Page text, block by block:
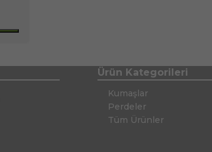
Ürün Kategorileri
Kumaşlar
Perdeler
Tüm Ürünler